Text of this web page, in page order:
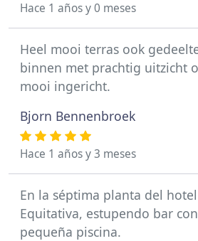
Hace 1 años y 0 meses
Heel mooi terras ook
binnen met prachtig uitzicht
mooi ingericht.
Bjorn Bennenbroek
Hace 1 años y 3 meses
En la séptima planta del
Equitativa, estupendo bar
pequeña piscina.